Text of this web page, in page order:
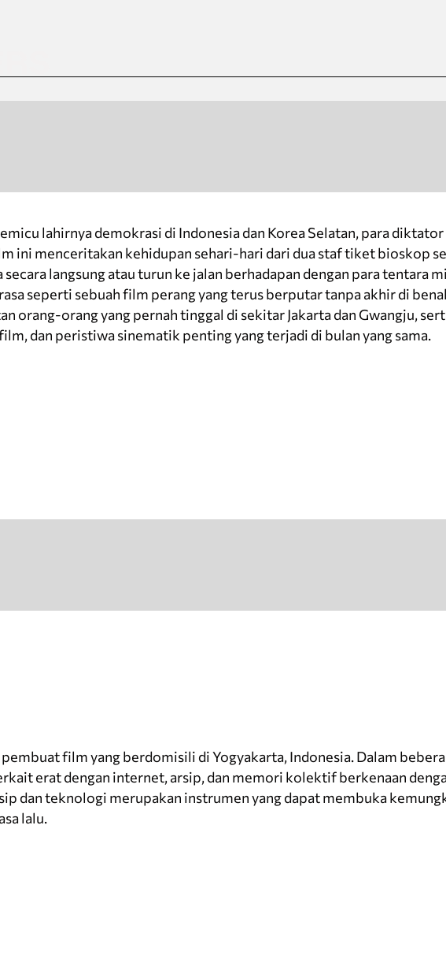
lahirnya demokrasi di Indonesia dan Korea Selatan, para
ini menceritakan kehidupan sehari-hari dari dua staf tiket bioskop
langsung atau turun ke jalan berhadapan dengan para tentara
seperti sebuah film perang yang terus berputar tanpa akhir di
orang-orang yang pernah tinggal di sekitar Jakarta dan Gwangju,
dan peristiwa sinematik penting yang terjadi di bulan yang sama.
film yang berdomisili di Yogyakarta, Indonesia. Dalam
erat dengan internet, arsip, dan memori kolektif berkenaan
dan teknologi merupakan instrumen yang dapat membuka
lalu.